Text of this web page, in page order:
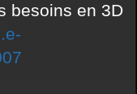
besoins en 3D